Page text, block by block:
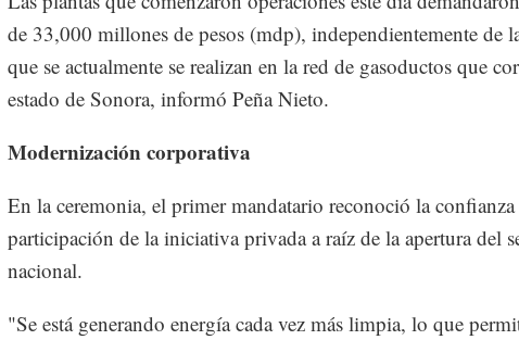
de 33,000 millones de pesos (mdp), independientemente de
que se actualmente se realizan en la red de gasoductos que
estado de Sonora, informó Peña Nieto.
Modernización corporativa
En la ceremonia, el primer mandatario reconoció la
participación de la iniciativa privada a raíz de la apertura del
nacional.
"Se está generando energía cada vez más limpia, lo que